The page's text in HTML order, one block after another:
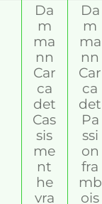
Da
m
ma
nn
Car
ca
det
Cas
sis
me
nt
he
vra
Da
m
ma
nn
Car
ca
det
Pa
ssi
on
fra
mb
ois